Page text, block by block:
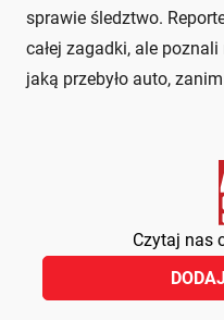
sprawie śledztwo.
całej zagadki, ale
jaką przebyło auto,
Czytaj nas